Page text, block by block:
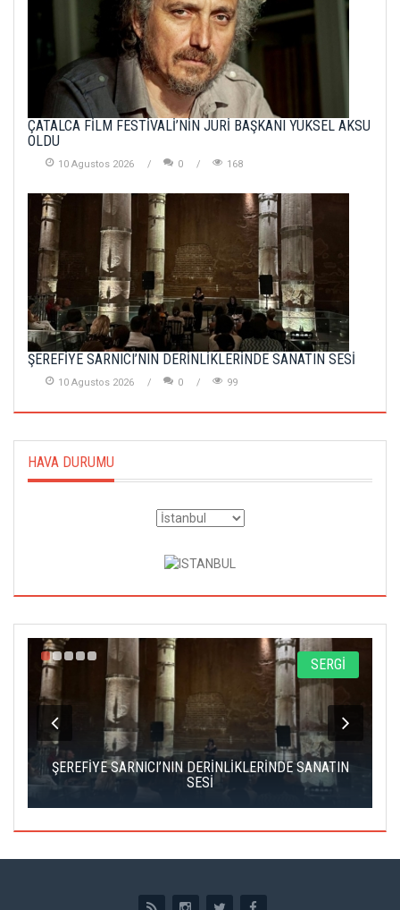
ÇATALCA FİLM FESTİVALİ’NİN JÜRİ BAŞKANI YÜKSEL AKSU
OLDU
10 Agustos 2026 0 168
ŞEREFİYE SARNICI’NIN DERİNLİKLERİNDE SANATIN SESİ
10 Agustos 2026 0 99
HAVA DURUMU
SERGİ
ŞEREFİYE SARNICI’NIN DERİNLİKLERİNDE SANATIN
SESİ